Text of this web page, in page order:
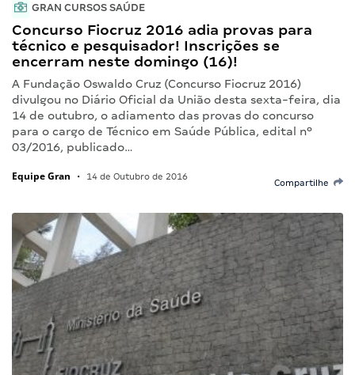
GRAN CURSOS SAÚDE
Concurso Fiocruz 2016 adia provas para
técnico e pesquisador! Inscrições se
encerram neste domingo (16)!
A Fundação Oswaldo Cruz (Concurso Fiocruz 2016)
divulgou no Diário Oficial da União desta sexta-feira, dia
14 de outubro, o adiamento das provas do concurso
para o cargo de Técnico em Saúde Pública, edital nº
03/2016, publicado…
Equipe Gran • 14 de Outubro de 2016
Compartilhe